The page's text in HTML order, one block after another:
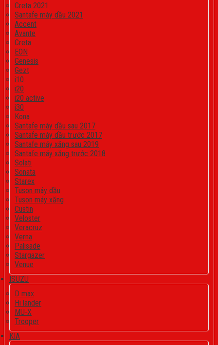
Creta 2021
Santafe máy dầu 2021
Accent
Avante
Creta
EON
Genesis
Gezt
i10
i20
i20 active
i30
Kona
Santafe máy dầu sau 2017
Santafe máy dầu trước 2017
Santafe máy xăng sau 2019
Santafe máy xăng trước 2018
Solati
Sonata
Starex
Tuson máy dầu
Tuson máy xăng
Custin
Veloster
Veracruz
Verna
Palisade
Stargazer
Venue
ISUZU
D max
Hi lander
MU-X
Trooper
KIA